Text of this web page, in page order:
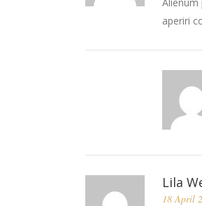
aperiri
Lila
18 April